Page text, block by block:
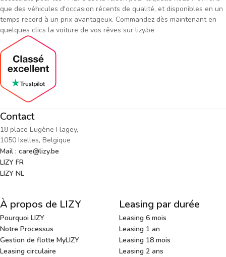
que des véhicules d'occasion récents de qualité, et disponibles en un
temps record à un prix avantageux. Commandez dès maintenant en
quelques clics la voiture de vos rêves sur lizy.be
Contact
18 place Eugène Flagey,
1050 Ixelles, Belgique
Mail : care@lizy.be
LIZY FR
LIZY NL
À propos de LIZY
Pourquoi LIZY
Notre Processus
Gestion de flotte MyLIZY
Leasing circulaire
Leasing par durée
Leasing 6 mois
Leasing 1 an
Leasing 18 mois
Leasing 2 ans